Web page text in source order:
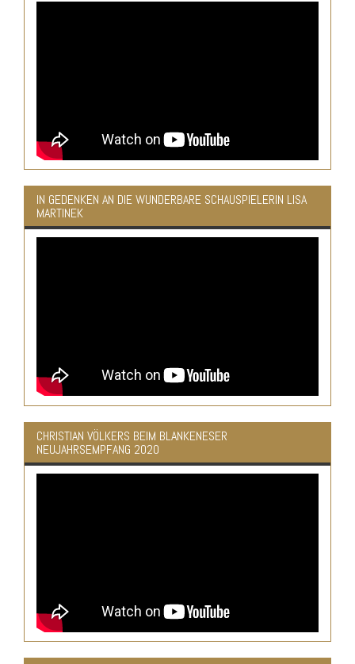
IN GEDENKEN AN DIE WUNDERBARE SCHAUSPIELERIN LISA
MARTINEK
CHRISTIAN VÖLKERS BEIM BLANKENESER
NEUJAHRSEMPFANG 2020